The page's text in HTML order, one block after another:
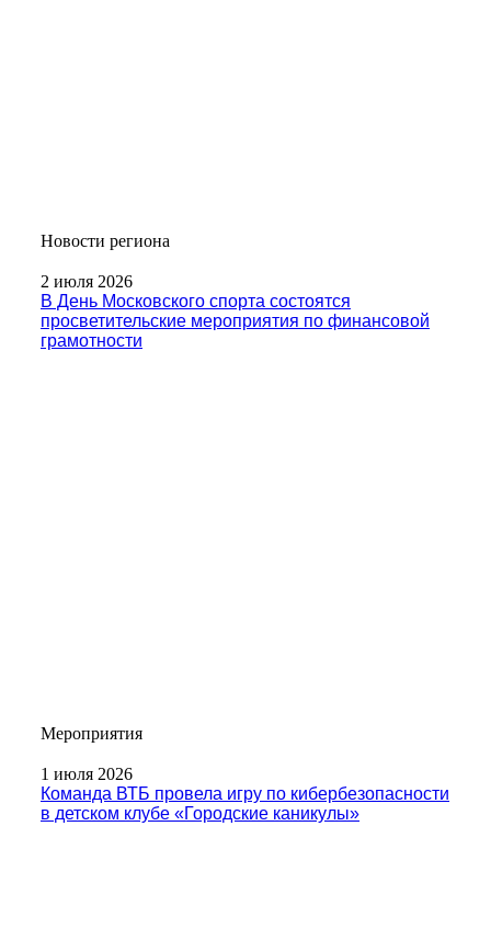
Новости региона
2 июля 2026
В День Московского спорта состоятся
просветительские мероприятия по финансовой
грамотности
Мероприятия
1 июля 2026
Команда ВТБ провела игру по кибербезопасности
в детском клубе «Городские каникулы»